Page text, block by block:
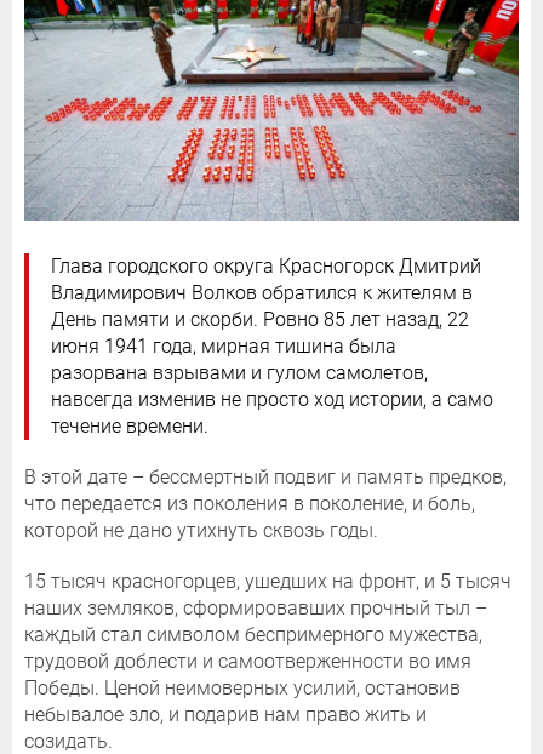
Глава городского округа Красногорск Дмитрий
Владимирович Волков обратился к жителям в
День памяти и скорби. Ровно 85 лет назад, 22
июня 1941 года, мирная тишина была
разорвана взрывами и гулом самолетов,
навсегда изменив не просто ход истории, а само
течение времени.
В этой дате – бессмертный подвиг и память предков,
что передается из поколения в поколение, и боль,
которой не дано утихнуть сквозь годы.
15 тысяч красногорцев, ушедших на фронт, и 5 тысяч
наших земляков, сформировавших прочный тыл –
каждый стал символом беспримерного мужества,
трудовой доблести и самоотверженности во имя
Победы. Ценой неимоверных усилий, остановив
небывалое зло, и подарив нам право жить и
созидать.